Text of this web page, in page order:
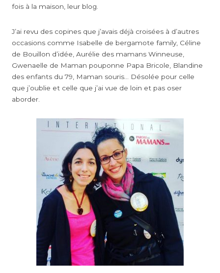
fois à la maison, leur blog.
J’ai revu des copines que j’avais déjà croisées à d’autres
occasions comme Isabelle de bergamote family, Céline
de Bouillon d’idée, Aurélie des mamans Winneuse,
Gwenaelle de Maman pouponne Papa Bricole, Blandine
des enfants du 79, Maman souris… Désolée pour celle
que j’oublie et celle que j’ai vue de loin et pas oser
aborder.